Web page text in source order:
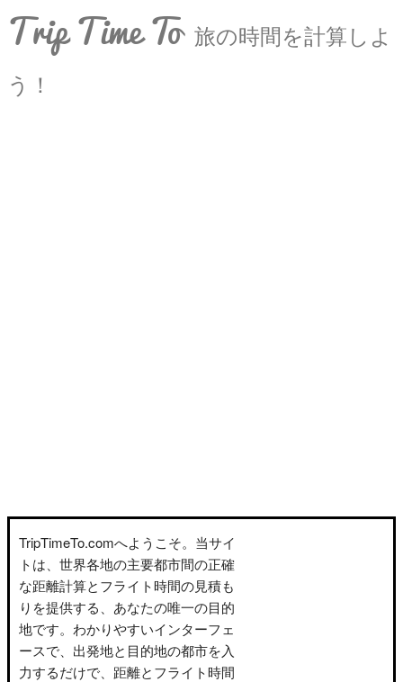
Trip Time To 旅の時間を計算しよ
う！
TripTimeTo.comへようこそ。当サイ
トは、世界各地の主要都市間の正確
な距離計算とフライト時間の見積も
りを提供する、あなたの唯一の目的
地です。わかりやすいインターフェ
ースで、出発地と目的地の都市を入
力するだけで、距離とフライト時間